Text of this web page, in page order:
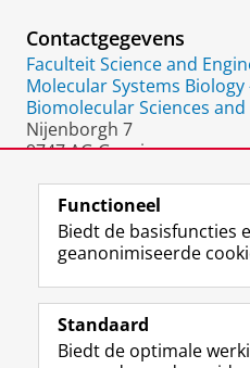
Contactgegevens
Faculteit Science and
Molecular Systems
Biomolecular Sciences
Nijenborgh 7
9747 AG Groningen
Volg de RUG
Studiekiezers
Functioneel
Biedt de basisfuncties
geanonimiseerde
Standaard
Biedt de optimale